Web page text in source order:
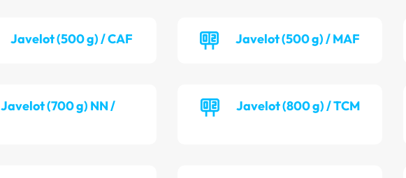
Javelot (500 g) / CAF Javelot (500 g) / MAF
Javelot (700 g) NN /
Javelot (800 g) / TCM